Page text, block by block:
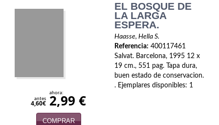
EL BOSQUE DE
LA LARGA
ESPERA.
Haasse, Hella S.
Referencia: 400117461
Salvat. Barcelona, 1995 12 x
19 cm., 551 pag. Tapa dura,
buen estado de conservacion.
. Ejemplares disponibles: 1
antes
4,60€
ahora:
2,99 €
COMPRAR